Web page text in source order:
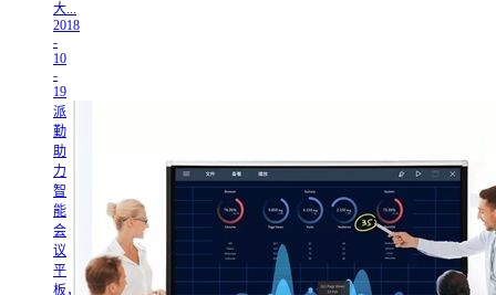
大...
2018
-
10
-
19
派
勤
助
力
智
能
会
议
平
板，